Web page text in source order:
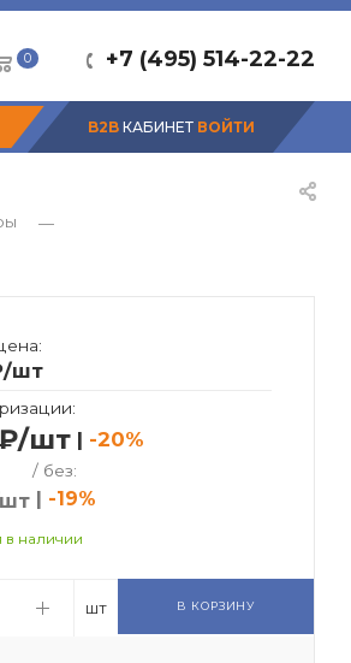
+7 (495) 514-22-22
0
B2B КАБИНЕТ ВОЙТИ
—
/шт
₽/шт | -20%
/ без:
шт | -19%
в наличии
шт В КОРЗИНУ